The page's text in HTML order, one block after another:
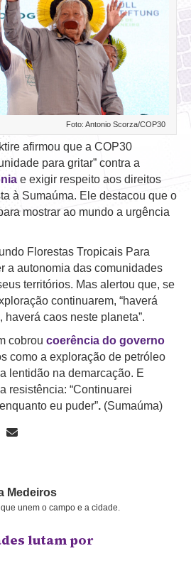
Foto: Antonio Scorza/COP30
afirmou que a COP30
para gritar” contra a
e exigir respeito aos direitos
à Sumaúma. Ele destacou que o
mostrar ao mundo a urgência
Florestas Tropicais Para
a autonomia das comunidades
territórios. Mas alertou que, se
continuarem, “haverá
caos neste planeta”.
cobrou coerência do governo
como a exploração de petróleo
lentidão na demarcação. E
resistência: “Continuarei
eu puder”. (Sumaúma)
Medeiros
que unem o campo e a cidade.
lutam por